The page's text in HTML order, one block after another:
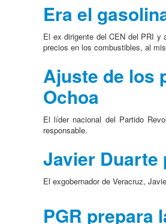
Era el
El ex dirigente del CEN del PRI y
precios en los combustibles, al
Ajuste de los
Ochoa
El líder nacional del Partido
responsable.
Javier Duarte
El exgobernador de Veracruz,
PGR prepara